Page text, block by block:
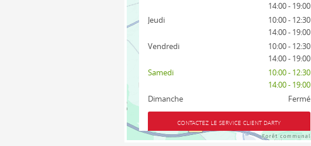
14:00 - 19:00
Jeudi
10:00 - 12:30
14:00 - 19:00
Vendredi
10:00 - 12:30
14:00 - 19:00
Samedi
10:00 - 12:30
14:00 - 19:00
Dimanche
Fermé
CONTACTEZ LE SERVICE CLIENT DARTY